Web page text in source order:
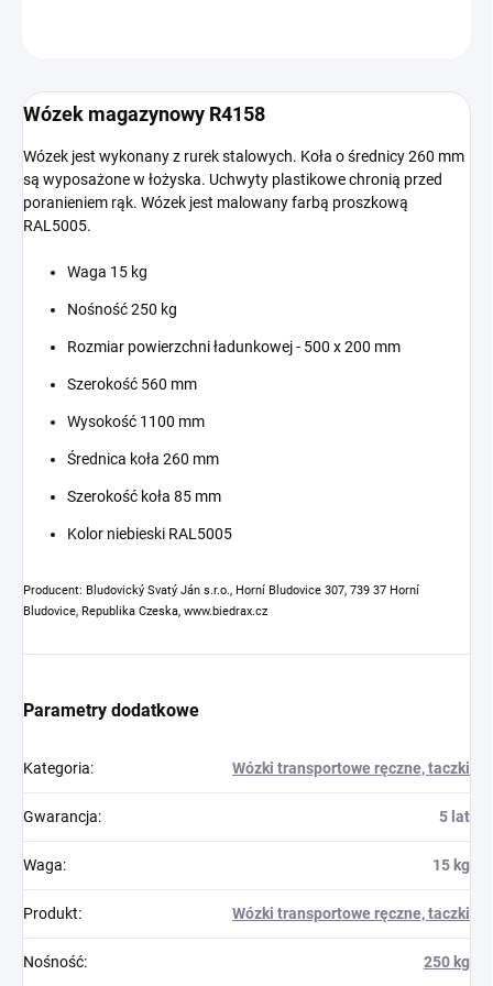
Wózek magazynowy R4158
Wózek jest wykonany z rurek stalowych. Koła o średnicy 260 mm
są wyposażone w łożyska. Uchwyty plastikowe chronią przed
poranieniem rąk. Wózek jest malowany farbą proszkową
RAL5005.
Waga 15 kg
Nośność 250 kg
Rozmiar powierzchni ładunkowej - 500 x 200 mm
Szerokość 560 mm
Wysokość 1100 mm
Średnica koła 260 mm
Szerokość koła 85 mm
Kolor niebieski RAL5005
Producent: Bludovický Svatý Ján s.r.o., Horní Bludovice 307, 739 37 Horní
Bludovice, Republika Czeska, www.biedrax.cz
Parametry dodatkowe
Kategoria: Wózki transportowe ręczne, taczki
Gwarancja: 5 lat
Waga: 15 kg
Produkt: Wózki transportowe ręczne, taczki
Nośność: 250 kg